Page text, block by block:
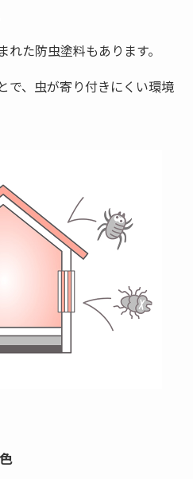
た防虫塗料もあります。
で、虫が寄り付きにくい環境